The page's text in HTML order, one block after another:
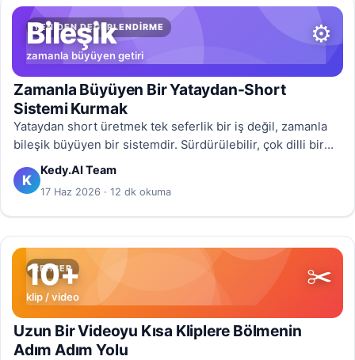
YENIDEN DEGERLENDIRME ⚙️
Bileşik
zamanla büyüyen getiri
Zamanla Büyüyen Bir Yataydan-Short
Sistemi Kurmak
Yataydan short üretmek tek seferlik bir iş değil, zamanla
bileşik büyüyen bir sistemdir. Sürdürülebilir, çok dilli bir
içerik motorunu nasıl kuracağınızı inceliyoruz.
K
Kedy.AI Team
17 Haz 2026 · 12 dk okuma
REHBER ✂️
10+
klip / video
Uzun Bir Videoyu Kısa Kliplere Bölmenin
Adım Adım Yolu